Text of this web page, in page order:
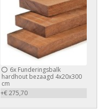
6xFunderingsbalk
hardhout bezaagd 4x20x300
cm
+€ 275,70